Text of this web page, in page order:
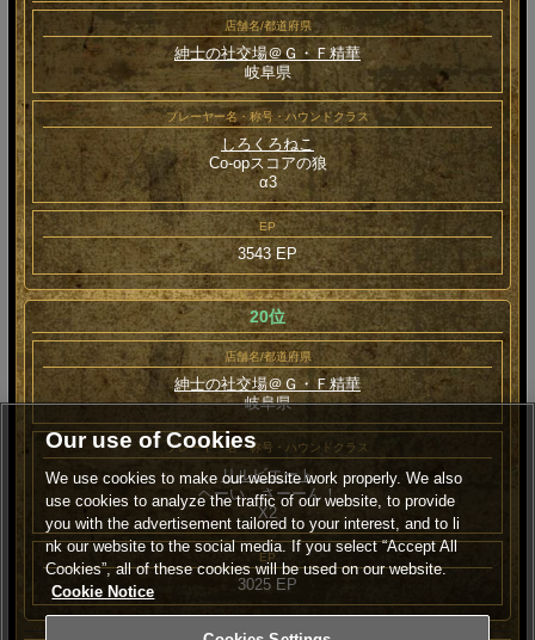
店舗名/都道府県
紳士の社交場＠Ｇ・Ｆ精華
岐阜県
プレーヤー名・称号・ハウンドクラス
しろくろねこ
Co-opスコアの狼
α3
EP
3543 EP
20位
店舗名/都道府県
紳士の社交場＠Ｇ・Ｆ精華
岐阜県
プレーヤー名・称号・ハウンドクラス
リルビエート
ヘーい、さーーん！
Χ2
EP
3025 EP
Our use of Cookies
We use cookies to make our website work properly. We also
use cookies to analyze the traffic of our website, to provide
you with the advertisement tailored to your interest, and to li
nk our website to the social media. If you select “Accept All
Cookies”, all of these cookies will be used on our website.
Cookie Notice